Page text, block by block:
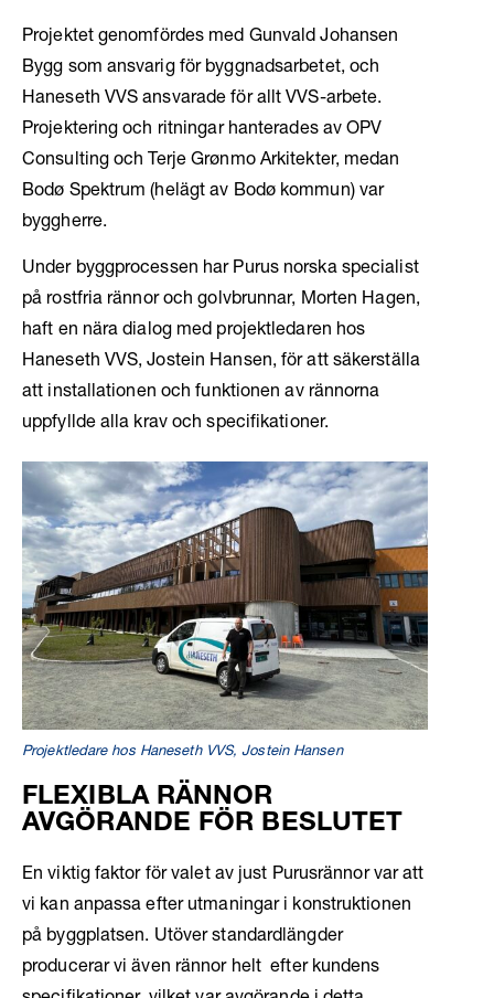
Projektet genomfördes med Gunvald Johansen
Bygg som ansvarig för byggnadsarbetet, och
Haneseth VVS ansvarade för allt VVS-arbete.
Projektering och ritningar hanterades av OPV
Consulting och Terje Grønmo Arkitekter, medan
Bodø Spektrum (helägt av Bodø kommun) var
byggherre.
Under byggprocessen har Purus norska specialist
på rostfria rännor och golvbrunnar, Morten Hagen,
haft en nära dialog med projektledaren hos
Haneseth VVS, Jostein Hansen, för att säkerställa
att installationen och funktionen av rännorna
uppfyllde alla krav och specifikationer.
Projektledare hos Haneseth VVS, Jostein Hansen
FLEXIBLA RÄNNOR
AVGÖRANDE FÖR BESLUTET
En viktig faktor för valet av just Purusrännor var att
vi kan anpassa efter utmaningar i konstruktionen
på byggplatsen. Utöver standardlängder
producerar vi även rännor helt efter kundens